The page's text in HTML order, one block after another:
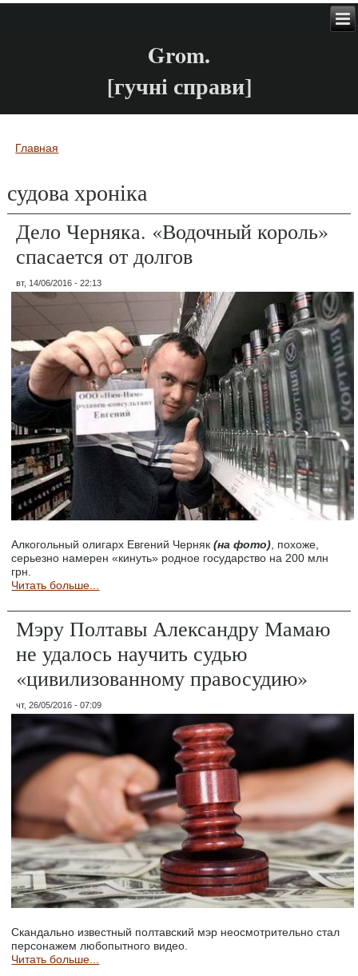
Grom.
[гучні справи]
Вы здесь
Главная
судова хроніка
Дело Черняка. «Водочный король»
спасается от долгов
вт, 14/06/2016 - 22:13
Алкогольный олигарх Евгений Черняк(на фото) , похоже,
серьезно намерен «кинуть» родное государство на 200 млн
грн.
Читать больше...
Мэру Полтавы Александру Мамаю
не удалось научить судью
«цивилизованному правосудию»
чт, 26/05/2016 - 07:09
Скандально известный полтавский мэр неосмотрительно стал
персонажем любопытного видео.
Читать больше...